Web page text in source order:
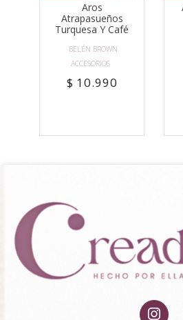
Aros
Atrapasueños
Turquesa Y Café
BELÉN BROWN
ACCESORIOS
$ 10.990